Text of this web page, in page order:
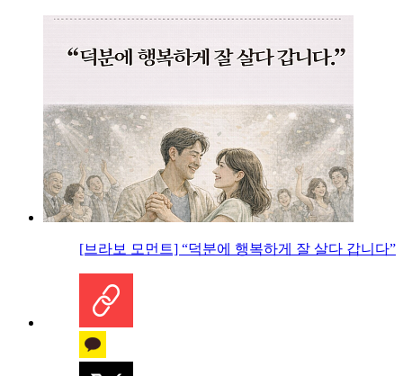
[브라보 모먼트] “덕분에 행복하게 잘 살다 갑니다”